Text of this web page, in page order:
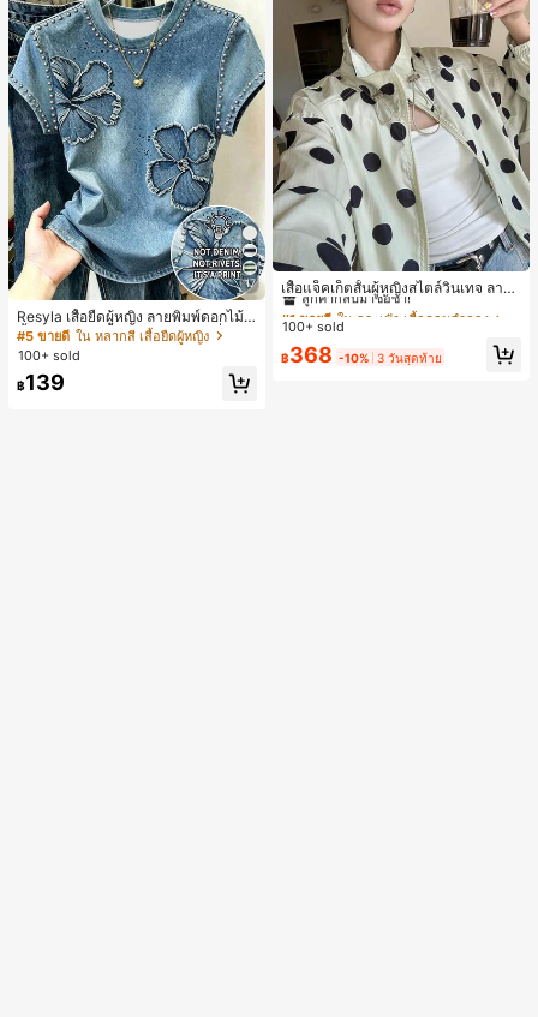
17
Resyla เสื้อยืดผู้หญิง ลายพิมพ์ดอกไม้สี
น้ำเงินวินเทจ เสื้อสำหรับออกไปเที่ยวฤ
ดูร้อน ดีไซน์กราฟิก สบายๆ อเนกประสง
ค์ สวมใส่ประจำวัน กลางแจ้ง ช้อปปิ้ง ท่
องเที่ยวกลางแจ้ง
#5 ขายดี ใน หลากสี เสื้อยืดผู้หญิง
100+ sold
฿139
เสื้อแจ็คเก็ตสั้นผู้หญิงสไตล์วินเทจ ลายจุ
ดขนาดใหญ่ คอตั้ง เอวเข้ารูป แขนพอง
ทรงหลวม แฟชั่นอเนกประสงค์ สำหรับใ
#1 ขายดี
ใน กระเป๋า เสื้อคลุมลำลอง
ลูกค้ากลับมาซื้อซ้ำ!
#1 ขายดี ใน กระเป๋า เสื้อคลุมลำลอง
ลูกค้ากลับมาซื้อซ้ำ!
#1 ขายดี ใน กระเป๋า เสื้อคลุมลำลอง
ลูกค้ากลับมาซื้อซ้ำ!
#1 ขายดี
ใน กระเป๋า เสื้อคลุมลำลอง
ลูกค้ากลับมาซื้อซ้ำ!
100+ sold
฿368 -10% 3 วันสุดท้าย